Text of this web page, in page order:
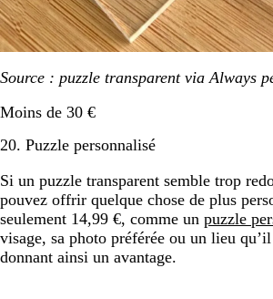
Source : puzzle transparent via Always
Moins de 30 €
20. Puzzle personnalisé
Si un puzzle transparent semble trop
pouvez offrir quelque chose de plus
seulement 14,99 €, comme un puzzle
visage, sa photo préférée ou un lieu
donnant ainsi un avantage.